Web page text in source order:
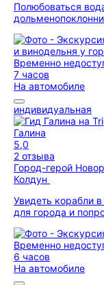
Полюбоваться
Временно
7 часов
На автомобиле
индивидуальная
Галина
5,0
2 отзыва
Город-герой
Колдун
Увидеть корабли
для города и
Временно
6 часов
На автомобиле